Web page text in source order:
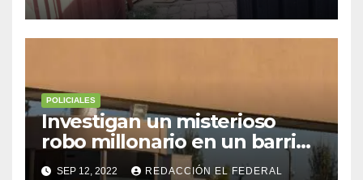
POLICIALES
Investigan un misterioso
robo millonario en un barrio
top de Maipú
SEP 12, 2022 REDACCIÓN EL FEDERAL